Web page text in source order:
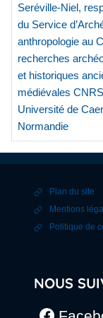
Seréville-Niel,
du Service
anthropologie au
recherches
et historiques
médiévales CNRS
Université de
Normandie
Plan du site
Mentions
Politique de
NOUS